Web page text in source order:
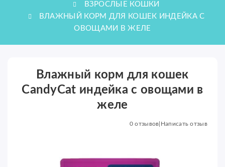
ВЗРОСЛЫЕ КОШКИ
ВЛАЖНЫЙ КОРМ ДЛЯ КОШЕК ИНДЕЙКА С
ОВОЩАМИ В ЖЕЛЕ
Влажный корм для кошек
CandyCat индейка с овощами в
желе
0 отзывов Написать отзыв